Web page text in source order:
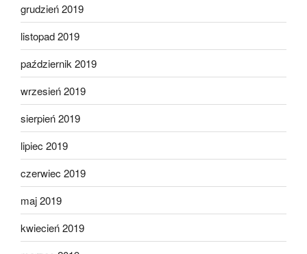
grudzień 2019
listopad 2019
październik 2019
wrzesień 2019
sierpień 2019
lipiec 2019
czerwiec 2019
maj 2019
kwiecień 2019